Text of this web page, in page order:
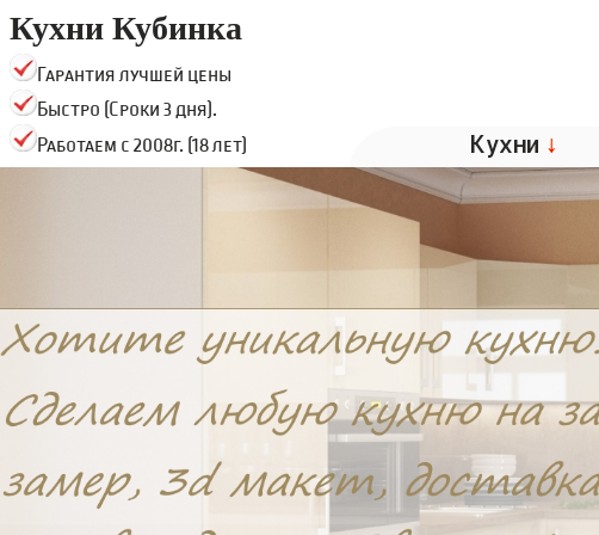
Кухни Кубинка
Гарантия лучшей цены
Быстро (Сроки 3 дня).
Работаем с 2008г. (18 лет)
Кухни ↓